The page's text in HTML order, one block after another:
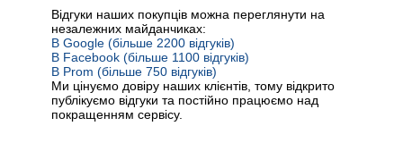
Відгуки наших покупців можна переглянути на
незалежних майданчиках:
В Google (більше 2200 відгуків)
В Facebook (більше 1100 відгуків)
В Prom (більше 750 відгуків)
Ми цінуємо довіру наших клієнтів, тому відкрито
публікуємо відгуки та постійно працюємо над
покращенням сервісу.